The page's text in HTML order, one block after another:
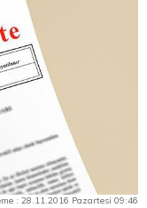
: 28.11.2016 Pazartesi 09:46